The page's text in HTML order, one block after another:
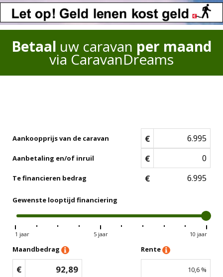
Betaal uw caravan per maand
via CaravanDreams
Aankoopprijs van de caravan €
Aanbetaling en/of inruil €
Te financieren bedrag €
Gewenste looptijd financiering
1 jaar 5 jaar 10 jaar
Maandbedrag
€ 92,89
Rente
10,6 %